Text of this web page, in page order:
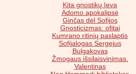
Kita gnostikų Ieva
Adomo apokalipsė
Ginčas dėl Sofijos
Gnosticizmas: ofitai
Kumrano ritinių paslaptis
Sofijalogas Sergejus
Bulgakovas
Žmogaus išsilaisvinimas.
Valentinas